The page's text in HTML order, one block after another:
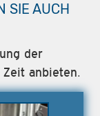
SIE AUCH
der
anbieten.